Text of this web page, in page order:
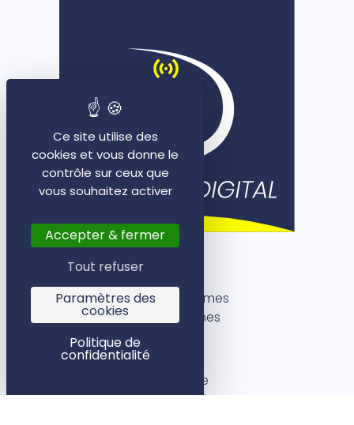
5 rue des Dames
35000 Rennes
1 rue Bleue
75009 Paris
Ce site utilise des
cookies et vous donne le
contrôle sur ceux que
vous souhaitez activer
Accepter & fermer
Tout refuser
Paramètres des
cookies
Politique de
confidentialité